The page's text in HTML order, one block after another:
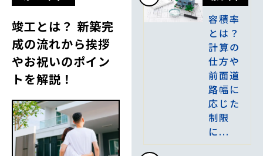
竣工とは？ 新築完
成の流れから挨拶
やお祝いのポイン
トを解説！
容積率
とは？
計算の
仕方や
前面道
路幅に
応じた
制限
に...